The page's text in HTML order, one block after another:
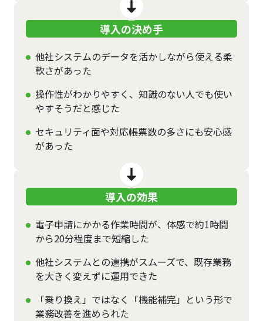
導入の決め手
他社システムのデータを活かしながら使える柔
軟さがあった
操作性がわかりやすく、知識のない人でも使い
やすそうだと感じた
セキュリティ面や対応帳票数の多さにも安心感
があった
導入の効果
電子申請にかかる作業時間が、体感で約1時間
から20分程度まで短縮した
他社システムとの連携がスムーズで、既存業務
を大きく変えずに運用できた
「乗り換え」ではなく「機能補完」という形で
業務改善を進められた